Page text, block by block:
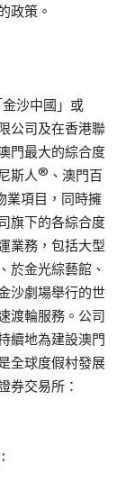
政策。
沙中國」或
公司及在香港聯
門最大的綜合度
斯人® 、澳門百
業項目，同時擁
旗下的各綜合度
業務，包括大型
於金光綜藝館、
沙劇場舉行的世
渡輪服務。公司
續地為建設澳門
全球度假村發展
券交易所：
: